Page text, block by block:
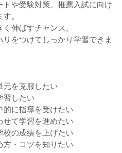
トや受験対策、推薦入試に向け
。
伸ばすチャンス。
をつけてしっかり学習できま
元を克服したい
習したい
的に指導を受けたい
せて学習を進めたい
校の成績を上げたい
方・コツを知りたい